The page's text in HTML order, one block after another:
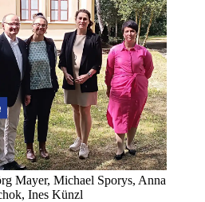
Mayer, Michael Sporys, Anna
Ines Künzl